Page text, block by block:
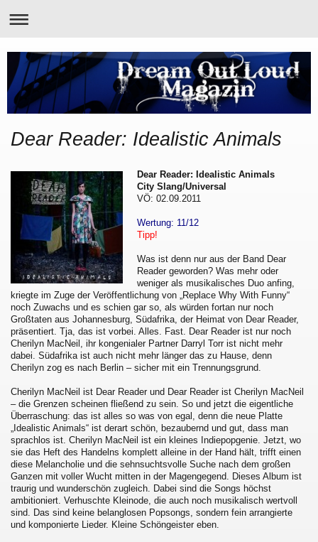
Dear Reader: Idealistic Animals
Dear Reader: Idealistic Animals
City Slang/Universal
VÖ: 02.09.2011
Wertung: 11/12
Tipp!
Was ist denn nur aus der Band Dear
Reader geworden? Was mehr oder
weniger als musikalisches Duo anfing,
kriegte im Zuge der Veröffentlichung von „Replace Why With Funny“
noch Zuwachs und es schien gar so, als würden fortan nur noch
Großtaten aus Johannesburg, Südafrika, der Heimat von Dear Reader,
präsentiert. Tja, das ist vorbei. Alles. Fast. Dear Reader ist nur noch
Cherilyn MacNeil, ihr kongenialer Partner Darryl Torr ist nicht mehr
dabei. Südafrika ist auch nicht mehr länger das zu Hause, denn
Cherilyn zog es nach Berlin – sicher mit ein Trennungsgrund.
Cherilyn MacNeil ist Dear Reader und Dear Reader ist Cherilyn MacNeil
– die Grenzen scheinen fließend zu sein. So und jetzt die eigentliche
Überraschung: das ist alles so was von egal, denn die neue Platte
„Idealistic Animals“ ist derart schön, bezaubernd und gut, dass man
sprachlos ist. Cherilyn MacNeil ist ein kleines Indiepopgenie. Jetzt, wo
sie das Heft des Handelns komplett alleine in der Hand hält, trifft einen
diese Melancholie und die sehnsuchtsvolle Suche nach dem großen
Ganzen mit voller Wucht mitten in der Magengegend. Dieses Album ist
traurig und wunderschön zugleich. Dabei sind die Songs höchst
ambitioniert. Verhuschte Kleinode, die auch noch musikalisch wertvoll
sind. Das sind keine belanglosen Popsongs, sondern fein arrangierte
und komponierte Lieder. Kleine Schöngeister eben.